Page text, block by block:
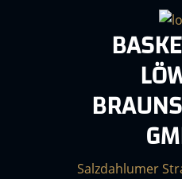
Salzdahlumer